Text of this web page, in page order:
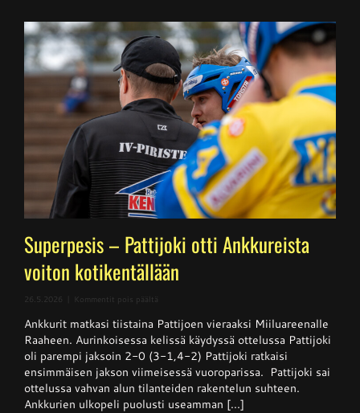
Superpesis – Pattijoki otti Ankkureista
voiton kotikentällään
26.5.2026 Kommentit pois päältä
–
Pattijoki
otti
Ankkureista
voiton
kotikentällään
Ankkurit matkasi tiistaina Pattijoen vieraaksi Miiluareenalle
Raaheen. Aurinkoisessa kelissä käydyssä ottelussa Pattijoki
oli parempi jaksoin 2-0 (3-1,4-2) Pattijoki ratkaisi
ensimmäisen jakson viimeisessä vuoroparissa. Pattijoki sai
ottelussa vahvan alun tilanteiden rakentelun suhteen.
Ankkurien ulkopeli puolusti useamman [...]